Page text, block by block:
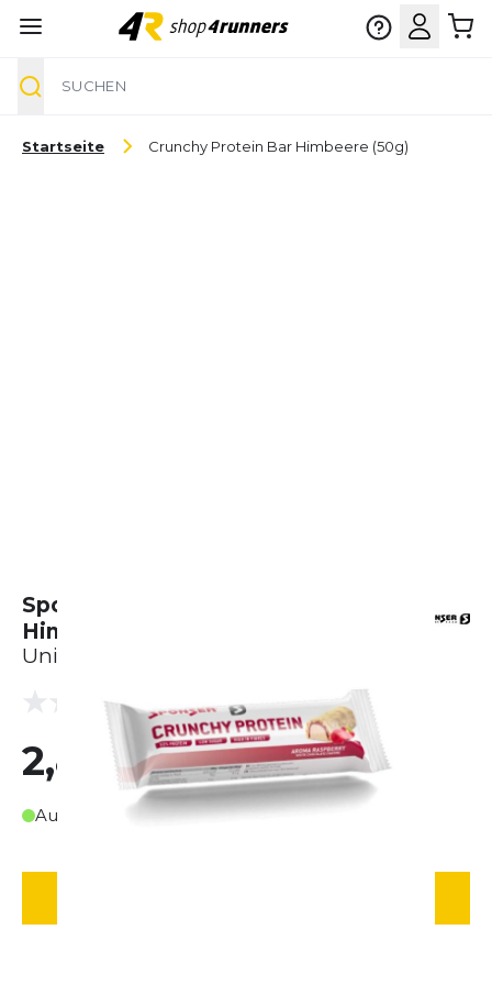
Startseite Crunchy Protein Bar Himbeere (50g)
Sponser Crunchy Protein Bar
Himbeere (50g)
Unisex
0.0 (0 Bewertungen)
2,80 €
Auf Lager